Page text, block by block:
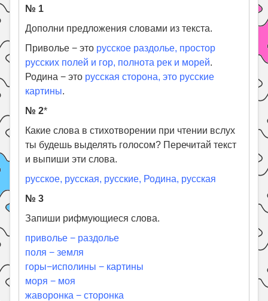
№ 1
Дополни предложения словами из текста.
Приволье − это русское раздолье, простор
русских полей и гор, полнота рек и морей.
Родина − это русская сторона, это русские
картины.
№ 2*
Какие слова в стихотворении при чтении вслух
ты будешь выделять голосом? Перечитай текст
и выпиши эти слова.
русское, русская, русские, Родина, русская
№ 3
Запиши рифмующиеся слова.
приволье − раздолье
поля − земля
горы−исполины − картины
моря − моя
жаворонка − сторонка